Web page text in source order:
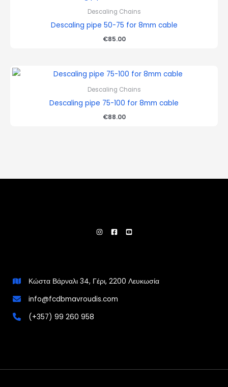
Descaling Chains
Descaling pipe 50-75 for 8mm cable
€85.00
Descaling Chains
Descaling pipe 75-100 for 8mm cable
€88.00
Κώστα Βάρναλι 34, Γέρι, 2200 Λευκωσία
info@fcdbmavroudis.com
(+357) 99 260 958